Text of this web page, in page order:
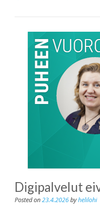
Digipalvelut
Posted on23.4.2026byhelilohi